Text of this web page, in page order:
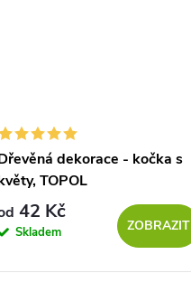
dekorace - kočka s
TOPOL
42 Kč
Skladem ZOBRAZIT